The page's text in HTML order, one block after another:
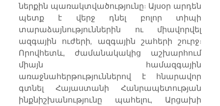
ներքին պառակտվածությունը: Այսօր արդեն
պետք է վերջ դնել բոլոր տիպի
տարաձայնություններին ու միավորվել
ազգային ուժերի, ազգային շահերի շուրջ:
Որովհետև, ժամանակակից աշխարհում
միայն համազգային
առաջնահերթություններով է հնարավոր
գտնել Հայաստանի Հանրապետության
ինքնիշխանությունը պահելու, Արցախի